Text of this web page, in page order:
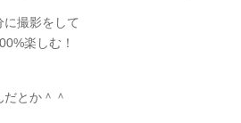
撮影をして
楽しむ！
とか＾＾